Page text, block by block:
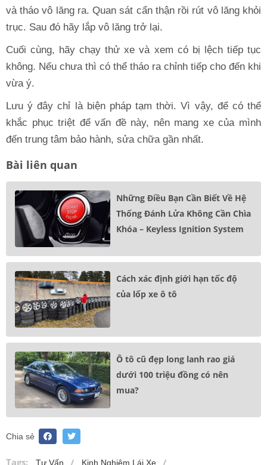
và tháo vô lăng ra. Quan sát cẩn thận rồi rút vô lăng khỏi
trục. Sau đó hãy lắp vô lăng trở lại.
Cuối cùng, hãy chạy thử xe và xem có bị lệch tiếp tục
không. Nếu chưa thì có thể tháo ra chỉnh tiếp cho đến khi
vừa ý.
Lưu ý đây chỉ là biện pháp tạm thời. Vì vậy, để có thể
khắc phục triệt để vấn đề này, nên mang xe của mình
đến trung tâm bảo hành, sửa chữa gần nhất.
Bài liên quan
Những Điều Bạn Cần Biết Về Hệ
Thống Đánh Lửa Không Cần Chìa
Khóa – Keyless Ignition System
Cách xác định giới hạn tốc độ
của lốp xe ô tô
Ô tô cũ đẹp long lanh rao giá
dưới 100 triệu đồng có nên
mua?
Chia sẻ
Tags: Tư Vấn Kinh Nghiệm Lái Xe